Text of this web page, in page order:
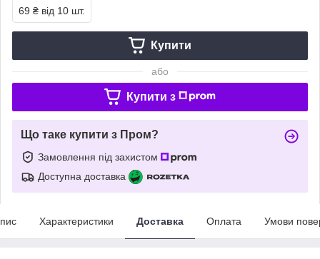
69 ₴ від 10 шт.
Купити
або
Купити з
Що таке купити з Пром?
Замовлення під захистом
Доступна доставка
Характеристики Доставка Оплата Умови